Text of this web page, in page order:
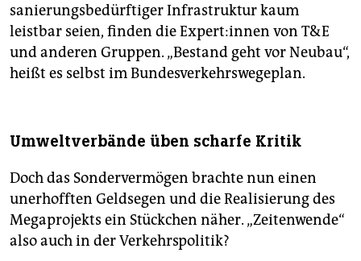
sanierungsbedürftiger Infrastruktur kaum
leistbar seien, finden die Ex­per­t:in­nen von T&E
und anderen Gruppen. „Bestand geht vor Neubau“,
heißt es selbst im Bundesverkehrswegeplan.
Umweltverbände üben scharfe Kritik
Doch das Sondervermögen brachte nun einen
unerhofften Geldsegen und die Realisierung des
Megaprojekts ein Stückchen näher. „Zeitenwende“
also auch in der Verkehrspolitik?